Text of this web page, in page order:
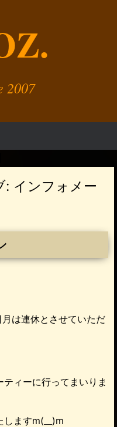
2007
: インフォメー
は連休とさせていただ
ィーに行ってまいりま
しますm(__)m